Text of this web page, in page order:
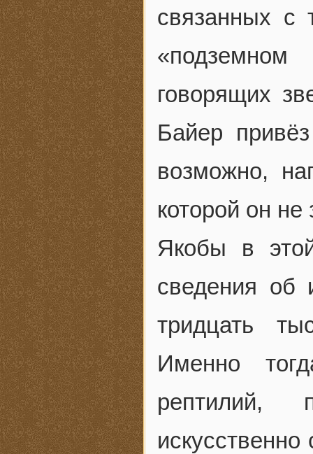
связанных с
говорящих
Байер
возможно,
которой он
Якобы в
сведения об
тридцать
Именно
рептилий,